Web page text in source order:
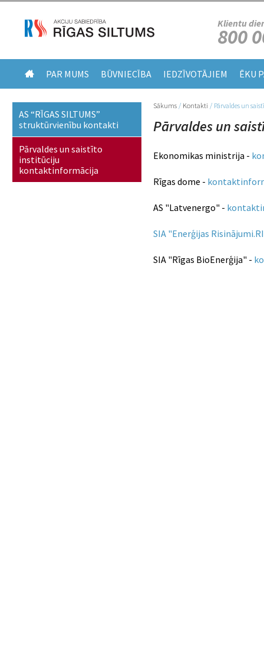
Klientu
800
PAR MUMS BŪVNIECĪBA IEDZĪVOTĀJIEM ĒKU
Jūs atrodaties šeit
Sākums / Kontakti / Pārvaldes un
Pārvaldes un
Ekonomikas ministrija -
Rīgas dome -
AS "Latvenergo" -
SIA "Enerģijas
SIA "Rīgas BioEnerģija" -
AS “RĪGAS SILTUMS”
struktūrvienību kontakti
Pārvaldes un saistīto
institūciju
kontaktinformācija